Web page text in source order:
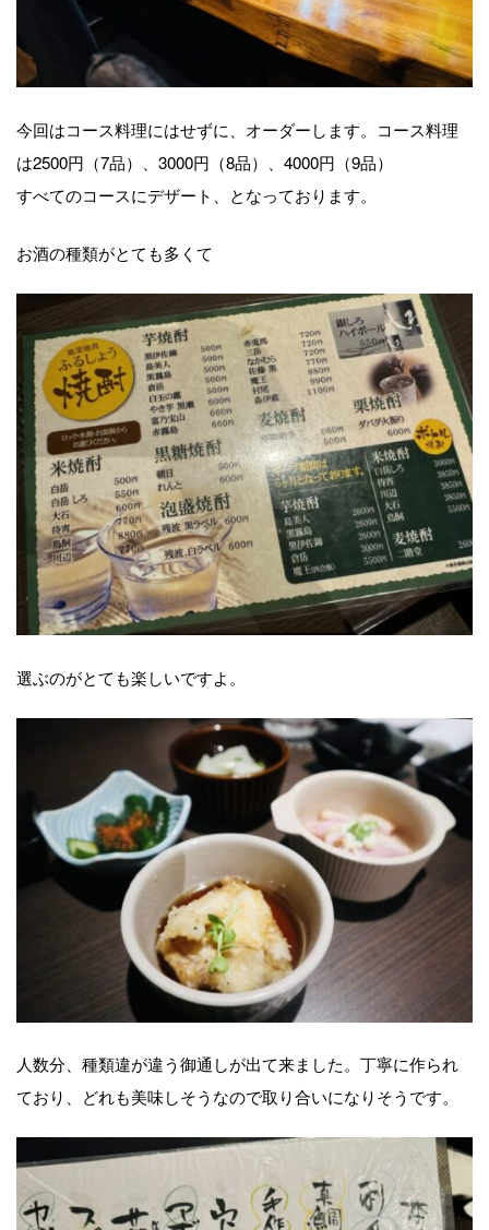
今回はコース料理にはせずに、オーダーします。コース料理
は2500円（7品）、3000円（8品）、4000円（9品）
すべてのコースにデザート、となっております。
お酒の種類がとても多くて
選ぶのがとても楽しいですよ。
人数分、種類違が違う御通しが出て来ました。丁寧に作られ
ており、どれも美味しそうなので取り合いになりそうです。